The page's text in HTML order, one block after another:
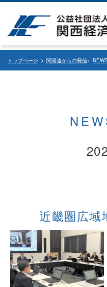
トップページ > 関経連からの発信>
近畿圏広域